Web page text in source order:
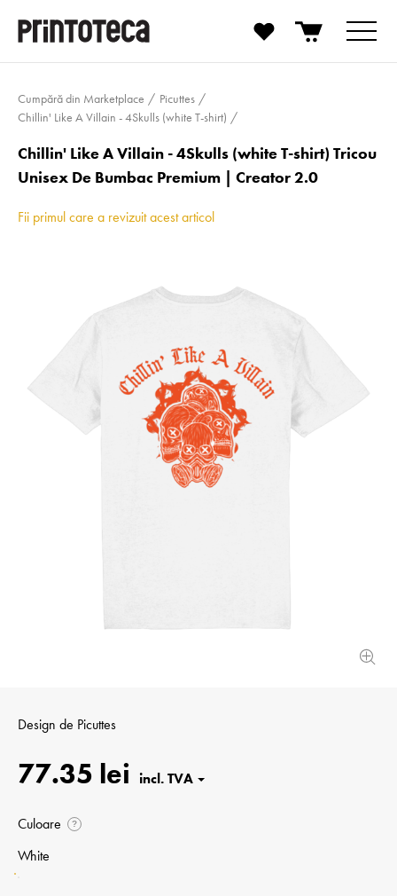
Cumpără din Marketplace
Picuttes
Chillin' Like A Villain - 4Skulls (white T-shirt)
Chillin' Like A Villain - 4Skulls (white T-shirt) Tricou
Unisex De Bumbac Premium | Creator 2.0
Fii primul care a revizuit acest articol
Design de Picuttes
77.35 lei
Culoare ?
White